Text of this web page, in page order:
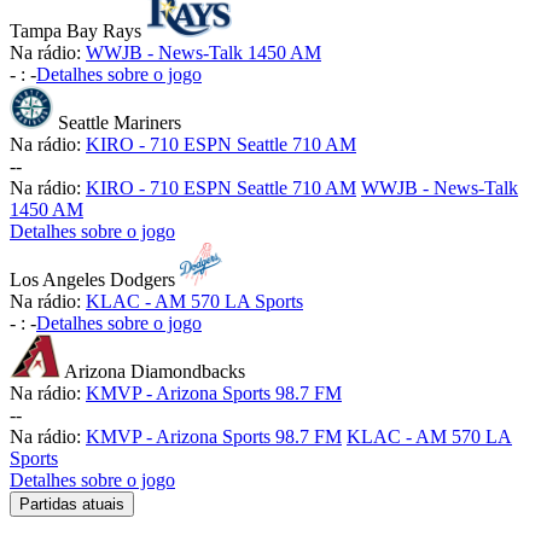
Tampa Bay Rays
Na rádio: WWJB - News-Talk 1450 AM
- : -Detalhes sobre o jogo
Seattle Mariners
Na rádio: KIRO - 710 ESPN Seattle 710 AM
--
Na rádio: KIRO - 710 ESPN Seattle 710 AM WWJB - News-Talk
1450 AM
Detalhes sobre o jogo
Los Angeles Dodgers
Na rádio: KLAC - AM 570 LA Sports
- : -Detalhes sobre o jogo
Arizona Diamondbacks
Na rádio: KMVP - Arizona Sports 98.7 FM
--
Na rádio: KMVP - Arizona Sports 98.7 FM KLAC - AM 570 LA
Sports
Detalhes sobre o jogo
Partidas atuais